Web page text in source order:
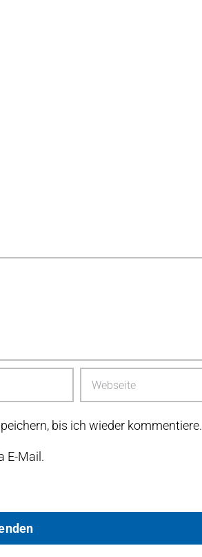
bis ich wieder kommentiere.
E-Mail.